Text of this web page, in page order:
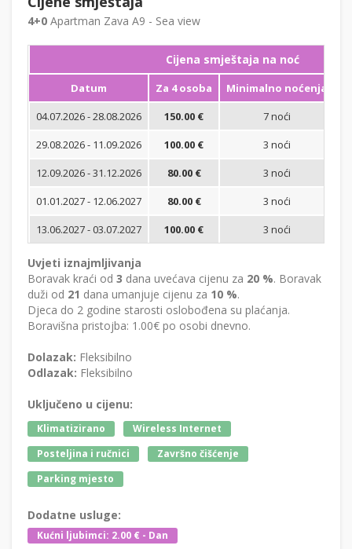
4+0 Apartman Zava A9 - Sea view
Cijena smještaja na noć
Datum Za 4 osoba
Minimalno noćenja
04.07.2026 - 28.08.2026
150.00 € 7 noći
29.08.2026 - 11.09.2026
100.00 € 3 noći
12.09.2026 - 31.12.2026
80.00 € 3 noći
01.01.2027 - 12.06.2027
80.00 € 3 noći
13.06.2027 - 03.07.2027
100.00 € 3 noći
Uvjeti iznajmljivanja
Boravak kraći od 3 dana uvećava cijenu za 20 %. Boravak
duži od 21 dana umanjuje cijenu za 10 %.
Djeca do 2 godine starosti oslobođena su plaćanja.
Boravišna pristojba: 1.00€ po osobi dnevno.
Dolazak: Fleksibilno
Odlazak: Fleksibilno
Uključeno u cijenu:
Klimatizirano
Wireless Internet
Posteljina i ručnici
Završno čišćenje
Parking mjesto
Dodatne usluge:
Kućni ljubimci: 2.00 € - Dan